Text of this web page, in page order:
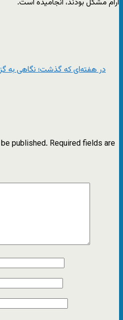
آرام مشکل بودند، انجامیده است.
در هفته‌ای‌ که گذشت؛ نگاهی به
published. Required fields are